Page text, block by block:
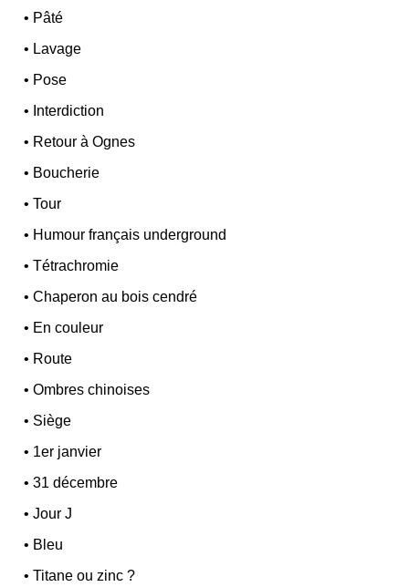
• Pâté
• Lavage
• Pose
• Interdiction
• Retour à Ognes
• Boucherie
•Tour
• Humour français underground
•Tétrachromie
•Chaperon au bois cendré
• En couleur
• Route
•Ombres chinoises
• Siège
• 1er janvier
•31 décembre
•Jour J
• Bleu
•Titane ou zinc ?